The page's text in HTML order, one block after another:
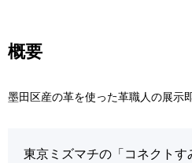
概要
墨田区産の革を使った革職人の展示
東京ミズマチの「コネクト